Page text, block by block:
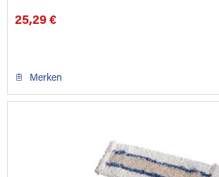
25,29 €
Merken